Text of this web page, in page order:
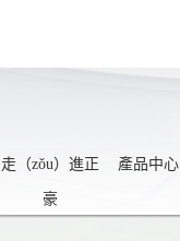
走（zǒu）進正
豪
產品中心